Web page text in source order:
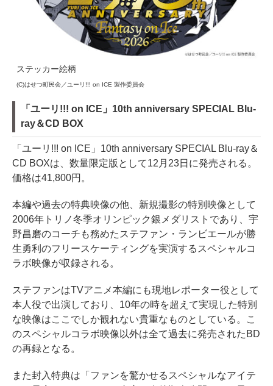
ステッカー絵柄
(C)はせつ町民会／ユーリ!!! on ICE 製作委員会
「ユーリ!!! on ICE」10th anniversary SPECIAL Blu-
ray＆CD BOX
「ユーリ!!! on ICE」10th anniversary SPECIAL Blu-ray＆
CD BOXは、数量限定版として12月23日に発売される。
価格は41,800円。
本編や過去の特典映像の他、新規撮影の特別映像として
2006年トリノ冬季オリンピック銀メダリストであり、宇
野昌磨のコーチも務めたステファン・ランビエールが勝
生勇利のフリースケーティングを実演するスペシャルコ
ラボ映像が収録される。
ステファンはTVアニメ本編にも現地レポーター役として
本人役で出演しており、10年の時を超えて実現した特別
な映像はここでしか観れない貴重なものとしている。こ
のスペシャルコラボ映像以外は全て過去に発売されたBD
の再録となる。
また封入特典は「ファンを驚かせるスペシャルなアイテ